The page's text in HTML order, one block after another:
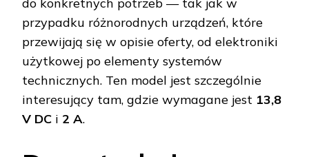
przypadku różnorodnych urządzeń, które
przewijają się w opisie oferty, od elektroniki
użytkowej po elementy systemów
technicznych. Ten model jest szczególnie
interesujący tam, gdzie wymagane jest 13,8
V DC i 2 A.